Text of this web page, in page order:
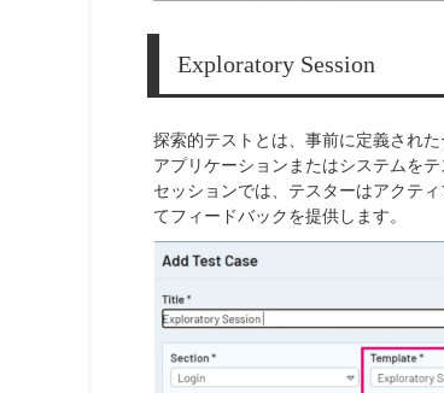
Exploratory Session
探索的テストとは、事前に定義され
アプリケーションまたはシステムを
セッションでは、テスターはアクテ
てフィードバックを提供します。